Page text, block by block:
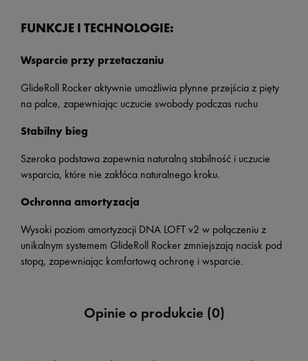
FUNKCJE I TECHNOLOGIE:
Wsparcie przy przetaczaniu
GlideRoll Rocker aktywnie umożliwia płynne przejścia z pięty
na palce, zapewniając uczucie swobody podczas ruchu
Stabilny bieg
Szeroka podstawa zapewnia naturalną stabilność i uczucie
wsparcia, które nie zakłóca naturalnego kroku.
Ochronna amortyzacja
Wysoki poziom amortyzacji DNA LOFT v2 w połączeniu z
unikalnym systemem GlideRoll Rocker zmniejszają nacisk pod
stopą, zapewniając komfortową ochronę i wsparcie.
Opinie o produkcie (0)